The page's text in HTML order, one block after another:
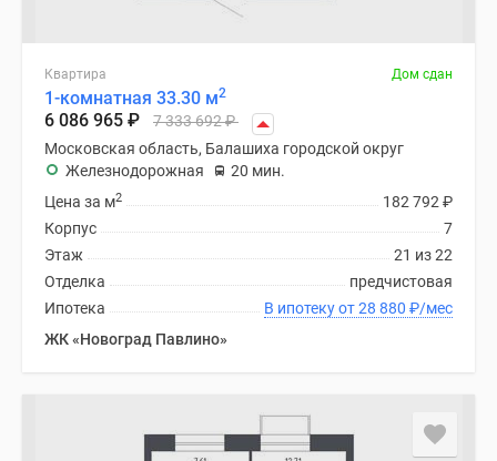
Квартира Дом сдан
1-комнатная 33.30 м2
6 086 965 ₽ 7 333 692₽
Московская область, Балашиха городской округ
Железнодорожная
20 мин.
182 792 ₽
Цена за м2
7
Корпус
21 из 22
Этаж
предчистовая
Отделка
В ипотеку от 28 880 ₽/мес
Ипотека
ЖК «Новоград Павлино»